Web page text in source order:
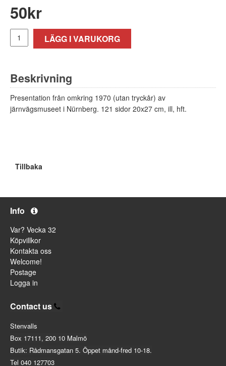
50kr
LÄGG I VARUKORG
Beskrivning
Presentation från omkring 1970 (utan tryckår) av
järnvägsmuseet i Nürnberg. 121 sidor 20x27 cm, ill, hft.
Tillbaka
Info
Var? Vecka 32
Köpvillkor
Kontakta oss
Welcome!
Postage
Logga in
Contact us
Stenvalls
Box 17111, 200 10 Malmö
Butik: Rådmansgatan 5. Öppet månd-fred 10-18.
Tel 040 127703